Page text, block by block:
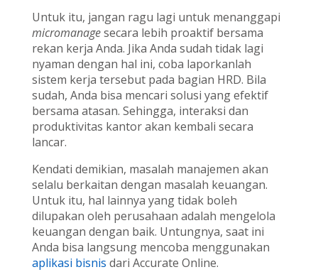
Untuk itu, jangan ragu lagi untuk menanggapi
micromanagesecara lebih proaktif bersama
rekan kerja Anda. Jika Anda sudah tidak lagi
nyaman dengan hal ini, coba laporkanlah
sistem kerja tersebut pada bagian HRD. Bila
sudah, Anda bisa mencari solusi yang efektif
bersama atasan. Sehingga, interaksi dan
produktivitas kantor akan kembali secara
lancar.
Kendati demikian, masalah manajemen akan
selalu berkaitan dengan masalah keuangan.
Untuk itu, hal lainnya yang tidak boleh
dilupakan oleh perusahaan adalah mengelola
keuangan dengan baik. Untungnya, saat ini
Anda bisa langsung mencoba menggunakan
aplikasi bisnis dari Accurate Online.